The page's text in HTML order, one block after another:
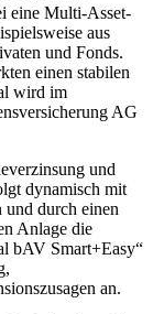
eine Multi-Asset-
aus
und Fonds.
einen stabilen
wird im
AG
und
dynamisch mit
und durch einen
Anlage die
bAV Smart+Easy“
an.